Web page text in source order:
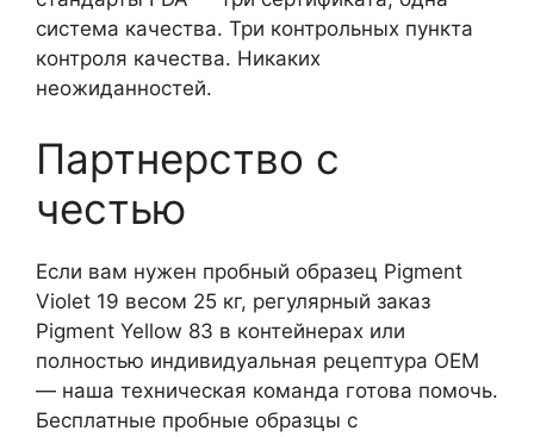
система качества. Три контрольных пункта
контроля качества. Никаких
неожиданностей.
Партнерство с
честью
Если вам нужен пробный образец Pigment
Violet 19 весом 25 кг, регулярный заказ
Pigment Yellow 83 в контейнерах или
полностью индивидуальная рецептура OEM
— наша техническая команда готова помочь.
Бесплатные пробные образцы с